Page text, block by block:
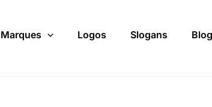
Marques Logos Slogans Blog